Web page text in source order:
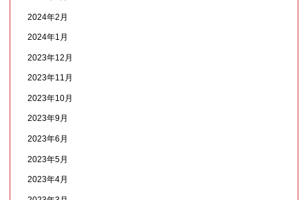
2024年2月
2024年1月
2023年12月
2023年11月
2023年10月
2023年9月
2023年6月
2023年5月
2023年4月